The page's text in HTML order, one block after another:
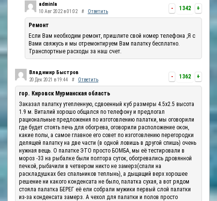
- 1342 +
adminla
10 Авг 2022 в 01:02 # Ответить
Ремонт
Если Вам необходим ремонт, пришлите свой номер телефона ,Я с
Вами свяжусь и мы отремонтируем Вам палатку бесплатно.
Транспортные расходы за наш счет.
- 1362 +
Владимир Быстров
20 Дек 2021 в 19:44 # Ответить
гор. Кировск Мурманская область
Заказал палатку утепленную, сдвоенный куб размеры 4.5х2.5 высота
1.9 м. Виталий хорошо общался по телефону и предлогал
рациональные предложения по изготовлению палатки, мы оговорили
где будет стоять печь для обогрева, оговорили расположение окон,
какие полы, а самое главное его совет по изготовлению перегородки
делящей палатку на две части (в одной ловишь в другой спишь) очень
нужная вещь. О палатке ЭТО просто БОМБА, мы её тестировали в
мороз -33 на рыбалке были полтора суток, обогревались дровянной
печкой, рыбачили в четвером никто не замерз(спали на
раскладушках без спальников теплынь), а дыщащий верх хорошее
решение ни какого конденсата не было, палатка сухая, а вот рядом
стояла палатка БЕРЕГ её ели собрали мужики первый слой палатки
из-за конденсата замерз. А чехол для палатки и полов просто